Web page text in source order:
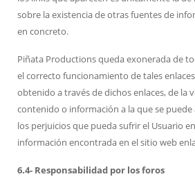
sobre la existencia de otras fuentes de
en concreto.
Piñata Productions queda exonerada de
el correcto funcionamiento de tales
obtenido a través de dichos enlaces, de la
contenido o información a la que se puede
los perjuicios que pueda sufrir el Usuario
información encontrada en el sitio web
6.4- Responsabilidad por los foros